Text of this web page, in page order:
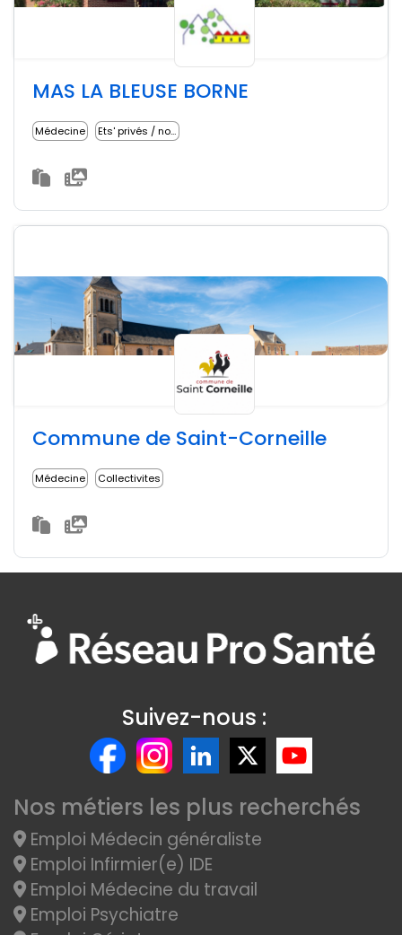
MAS LA BLEUSE BORNE
Médecine Ets' privés / non lucratifs
Commune de Saint-Corneille
Médecine Collectivites
Suivez-nous :
Nos métiers les plus recherchés
Emploi Médecin généraliste
Emploi Infirmier(e) IDE
Emploi Médecine du travail
Emploi Psychiatre